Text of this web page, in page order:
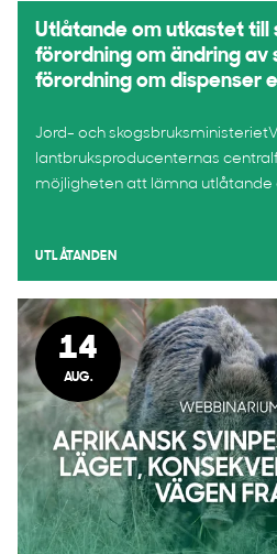
Utlåtande om utkastet till
förordning om ändring
förordning om dispenser
Jord- och
lantbruksproducenternas
möjligheten att lämna utlåtande
UTLÅTANDEN
14
AUG.